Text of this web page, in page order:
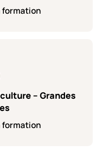
formation
– Grandes
formation